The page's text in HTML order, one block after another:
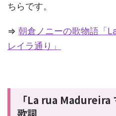
ちらです。
⇒ 朝倉ノニーの歌物語「
レイラ通り」
「La rua Madureira
歌詞